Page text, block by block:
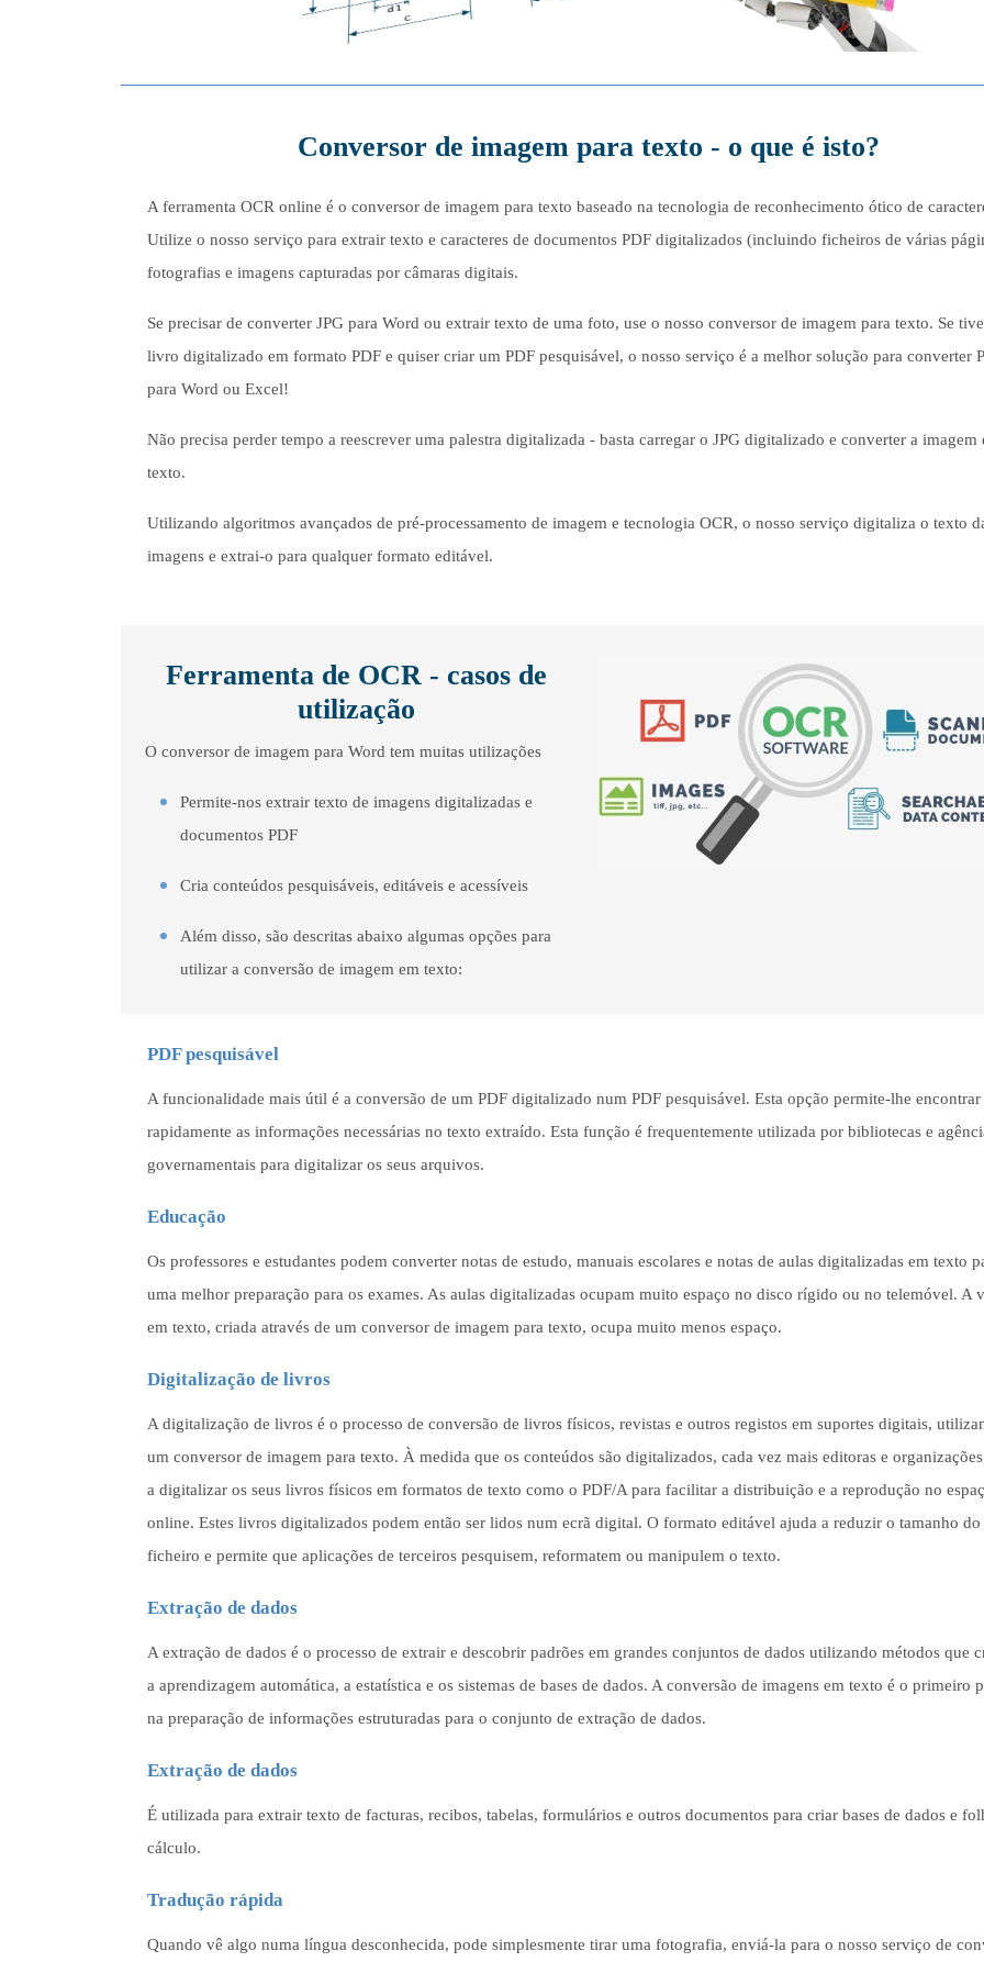
Conversor de imagem para texto - o que é isto?
A ferramenta OCR online é o conversor de imagem para texto baseado na tecnologia de reconhecimento ótico de
Utilize o nosso serviço para extrair texto e caracteres de documentos PDF digitalizados (incluindo ficheiros de várias
fotografias e imagens capturadas por câmaras digitais.
Se precisar de converter JPG para Word ou extrair texto de uma foto, use o nosso conversor de imagem para texto. Se
livro digitalizado em formato PDF e quiser criar um PDF pesquisável, o nosso serviço é a melhor solução para converter
para Word ou Excel!
Não precisa perder tempo a reescrever uma palestra digitalizada - basta carregar o JPG digitalizado e converter a imagem
texto.
Utilizando algoritmos avançados de pré-processamento de imagem e tecnologia OCR, o nosso serviço digitaliza o texto
imagens e extrai-o para qualquer formato editável.
Ferramenta de OCR - casos de
utilização
O conversor de imagem para Word tem muitas utilizações
Permite-nos extrair texto de imagens digitalizadas e
documentos PDF
Cria conteúdos pesquisáveis, editáveis e acessíveis
Além disso, são descritas abaixo algumas opções para
utilizar a conversão de imagem em texto:
PDF pesquisável
A funcionalidade mais útil é a conversão de um PDF digitalizado num PDF pesquisável. Esta opção permite-lhe encontrar
rapidamente as informações necessárias no texto extraído. Esta função é frequentemente utilizada por bibliotecas e
governamentais para digitalizar os seus arquivos.
Educação
Os professores e estudantes podem converter notas de estudo, manuais escolares e notas de aulas digitalizadas em texto
uma melhor preparação para os exames. As aulas digitalizadas ocupam muito espaço no disco rígido ou no telemóvel. A
em texto, criada através de um conversor de imagem para texto, ocupa muito menos espaço.
Digitalização de livros
A digitalização de livros é o processo de conversão de livros físicos, revistas e outros registos em suportes digitais,
um conversor de imagem para texto. À medida que os conteúdos são digitalizados, cada vez mais editoras e organizações
a digitalizar os seus livros físicos em formatos de texto como o PDF/A para facilitar a distribuição e a reprodução no
online. Estes livros digitalizados podem então ser lidos num ecrã digital. O formato editável ajuda a reduzir o tamanho do
ficheiro e permite que aplicações de terceiros pesquisem, reformatem ou manipulem o texto.
Extração de dados
A extração de dados é o processo de extrair e descobrir padrões em grandes conjuntos de dados utilizando métodos que
a aprendizagem automática, a estatística e os sistemas de bases de dados. A conversão de imagens em texto é o primeiro
na preparação de informações estruturadas para o conjunto de extração de dados.
Extração de dados
É utilizada para extrair texto de facturas, recibos, tabelas, formulários e outros documentos para criar bases de dados e
cálculo.
Tradução rápida
Quando vê algo numa língua desconhecida, pode simplesmente tirar uma fotografia, enviá-la para o nosso serviço de